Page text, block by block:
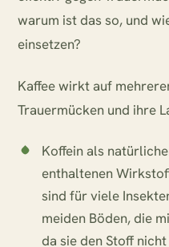
warum ist das so, und
einsetzen?
Kaffee wirkt auf
Trauermücken und ihre
Koffein als
enthaltenen
sind für viele
meiden Böden, die
da sie den Stoff